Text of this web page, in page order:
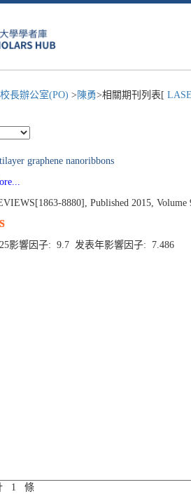
校長辦公室(PO) > 陳勇>相關期刊列表[
graphene nanoribbons
8880], Published 2015, Volume
影響因子: 9.7 发表年影響因子: 7.486
1 條